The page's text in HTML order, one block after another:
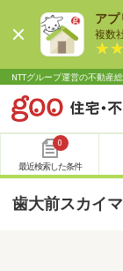
アプ
複数
NTTグループ運営の不動産
0
最近検索した条件
歯大前スカイ